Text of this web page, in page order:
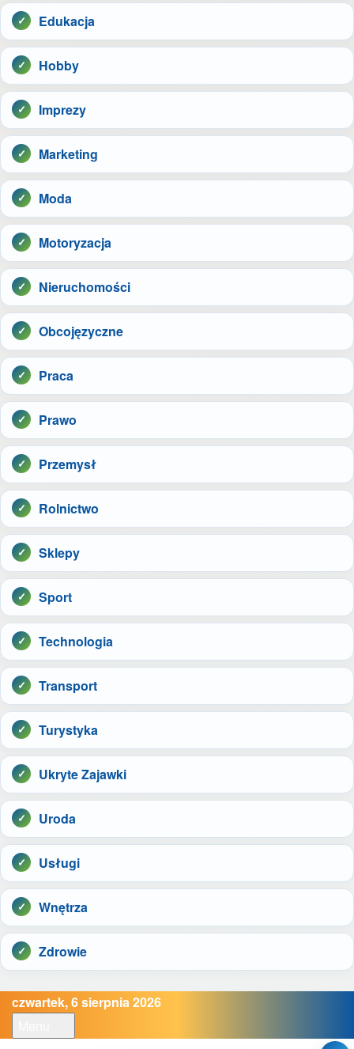
Edukacja
Hobby
Imprezy
Marketing
Moda
Motoryzacja
Nieruchomości
Obcojęzyczne
Praca
Prawo
Przemysł
Rolnictwo
Sklepy
Sport
Technologia
Transport
Turystyka
Ukryte Zajawki
Uroda
Usługi
Wnętrza
Zdrowie
czwartek, 6 sierpnia 2026